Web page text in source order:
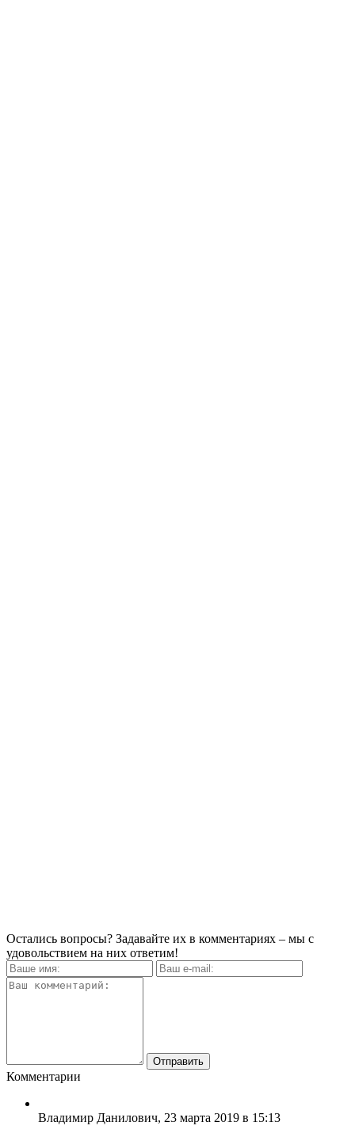
Остались вопросы? Задавайте их в комментариях – мы с
удовольствием на них ответим!
Комментарии
Владимир Данилович, 23 марта 2019 в 15:13